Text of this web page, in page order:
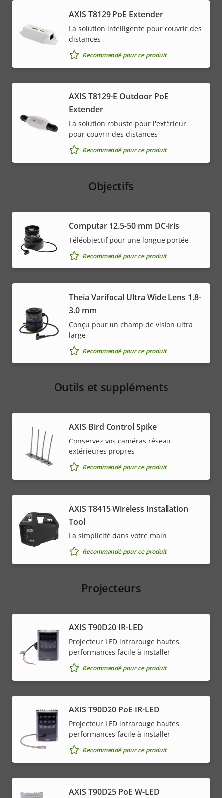
AXIS T8129 PoE Extender
La solution intelligente pour couvrir des
distances
Recommandé pour ce produit
AXIS T8129-E Outdoor PoE
Extender
La solution robuste pour l'extérieur
pour couvrir des distances
Recommandé pour ce produit
Objectifs
Computar 12.5-50 mm DC-iris
Téléobjectif pour une longue portée
Recommandé pour ce produit
Theia Varifocal Ultra Wide Lens 1.8-
3.0 mm
Conçu pour un champ de vision ultra
large
Recommandé pour ce produit
Outils et suppléments
AXIS Bird Control Spike
Conservez vos caméras réseau
extérieures propres
Recommandé pour ce produit
AXIS T8415 Wireless Installation
Tool
La simplicité dans votre main
Recommandé pour ce produit
Projecteurs
AXIS T90D20 IR-LED
Projecteur LED infrarouge hautes
performances facile à installer
Recommandé pour ce produit
AXIS T90D20 PoE IR-LED
Projecteur LED infrarouge hautes
performances facile à installer
Recommandé pour ce produit
AXIS T90D25 PoE W-LED